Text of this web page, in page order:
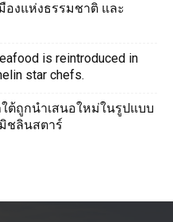
องแห่งธรรมชาติ และ
is reintroduced in
star chefs.
ใต้ถูกนำเสนอใหม่ในรูปแบบ
ชลินสตาร์